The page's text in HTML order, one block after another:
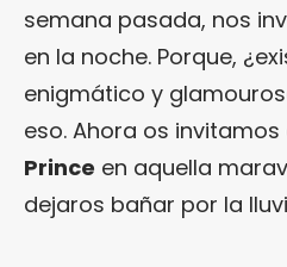
semana pasada, nos
en la noche. Porque,
enigmático y
eso. Ahora os
Prince en aquella
dejaros bañar por la